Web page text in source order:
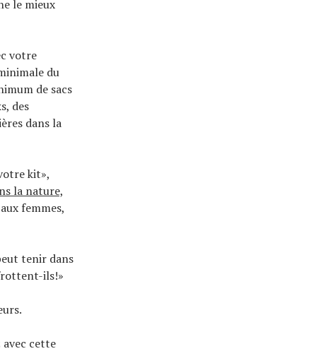
le mieux
votre
du
de sacs
des
dans la
kit»,
la nature,
femmes,
tenir dans
ils!»
cette